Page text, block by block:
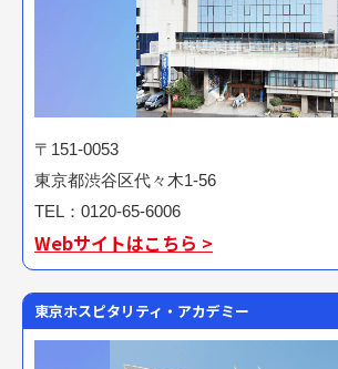
〒151-0053
東京都渋谷区代々木1-56
TEL：0120-65-6006
Webサイトはこちら >
東京ホスピタリティ・アカデミー